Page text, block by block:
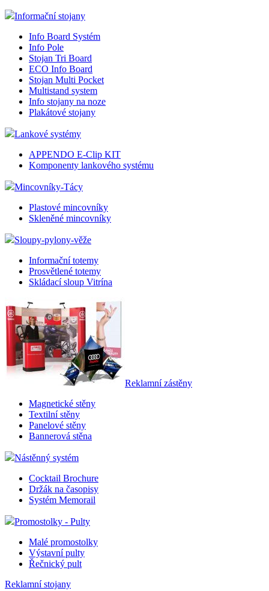
Informační stojany
Info Board Systém
Info Pole
Stojan Tri Board
ECO Info Board
Stojan Multi Pocket
Multistand system
Info stojany na noze
Plakátové stojany
Lankové systémy
APPENDO E-Clip KIT
Komponenty lankového systému
Mincovníky-Tácy
Plastové mincovníky
Skleněné mincovníky
Sloupy-pylony-věže
Informační totemy
Prosvětlené totemy
Skládací sloup Vitrína
Reklamní zástěny
Magnetické stěny
Textilní stěny
Panelové stěny
Bannerová stěna
Nástěnný systém
Cocktail Brochure
Držák na časopisy
Systém Memorail
Promostolky - Pulty
Malé promostolky
Výstavní pulty
Řečnický pult
Reklamní stojany